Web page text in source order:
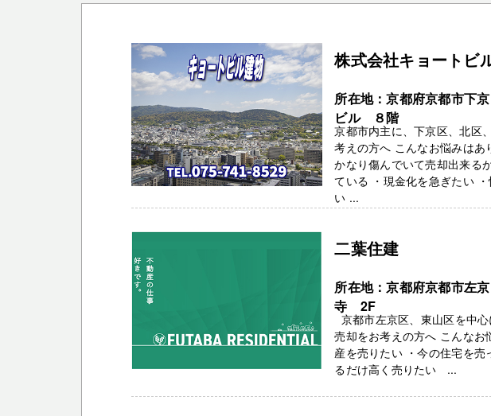
株式会社キョートビ
所在地：京都府京都市下
ビル ８階
京都市内主に、下京区、北区
考えの方へ こんなお悩みは
かなり傷んでいて売却出来る
ている ・現金化を急ぎたい
い ...
二葉住建
所在地：京都府京都市左
寺 2F
京都市左京区、東山区を中
売却をお考えの方へ こんな
産を売りたい ・今の住宅を売
るだけ高く売りたい ...